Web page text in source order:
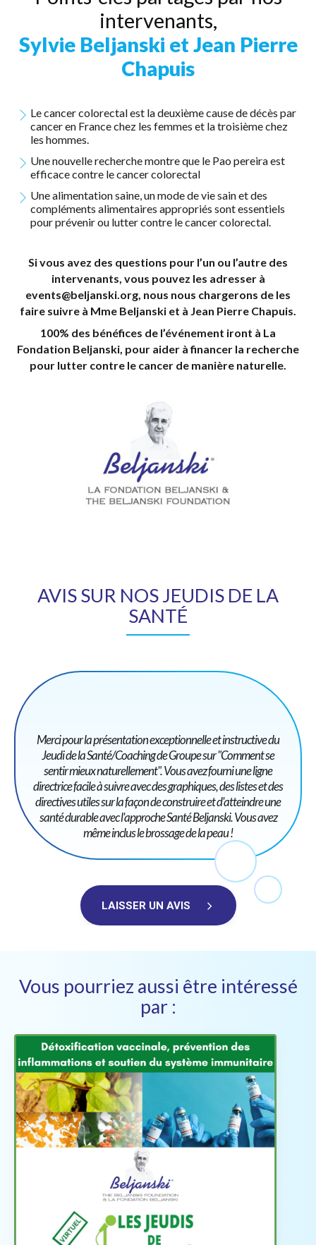
intervenants,
Sylvie Beljanski et Jean Pierre
Chapuis
Le cancer colorectal est la deuxième cause de décès par
cancer en France chez les femmes et la troisième chez
les hommes.
Une nouvelle recherche montre que le Pao pereira est
efficace contre le cancer colorectal
Une alimentation saine, un mode de vie sain et des
compléments alimentaires appropriés sont essentiels
pour prévenir ou lutter contre le cancer colorectal.
Si vous avez des questions pour l’un ou l’autre des
intervenants, vous pouvez les adresser à
events@beljanski.org, nous nous chargerons de les
faire suivre à Mme Beljanski et à Jean Pierre Chapuis.
100% des bénéfices de l’événement iront à La
Fondation Beljanski, pour aider à financer la recherche
pour lutter contre le cancer de manière naturelle.
AVIS SUR NOS JEUDIS DE LA
SANTÉ
Merci pour la présentation exceptionnelle et instructive du
Jeudi de la Santé/Coaching de Groupe sur "Comment se
sentir mieux naturellement". Vous avez fourni une ligne
directrice facile à suivre avec des graphiques, des listes et des
directives utiles sur la façon de construire et d'atteindre une
santé durable avec l'approche Santé Beljanski. Vous avez
même inclus le brossage de la peau !
LAISSER UN AVIS
Vous pourriez aussi être intéressé
par :